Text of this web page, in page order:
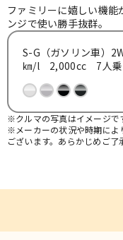
ファミリーに嬉しい機
ンジで使い勝手抜群。
S-G（ガソリン車）
㎞/l 2,000cc 7人乗
※クルマの写真はイメージで
※メーカーの状況や時期によ
ございます。あらかじめご了